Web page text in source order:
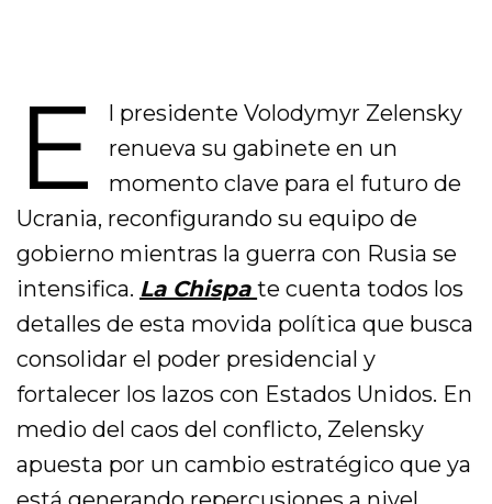
E
l presidente Volodymyr Zelensky
renueva su gabinete en un
momento clave para el futuro de
Ucrania, reconfigurando su equipo de
gobierno mientras la guerra con Rusia se
intensifica. La Chispa te cuenta todos los
detalles de esta movida política que busca
consolidar el poder presidencial y
fortalecer los lazos con Estados Unidos. En
medio del caos del conflicto, Zelensky
apuesta por un cambio estratégico que ya